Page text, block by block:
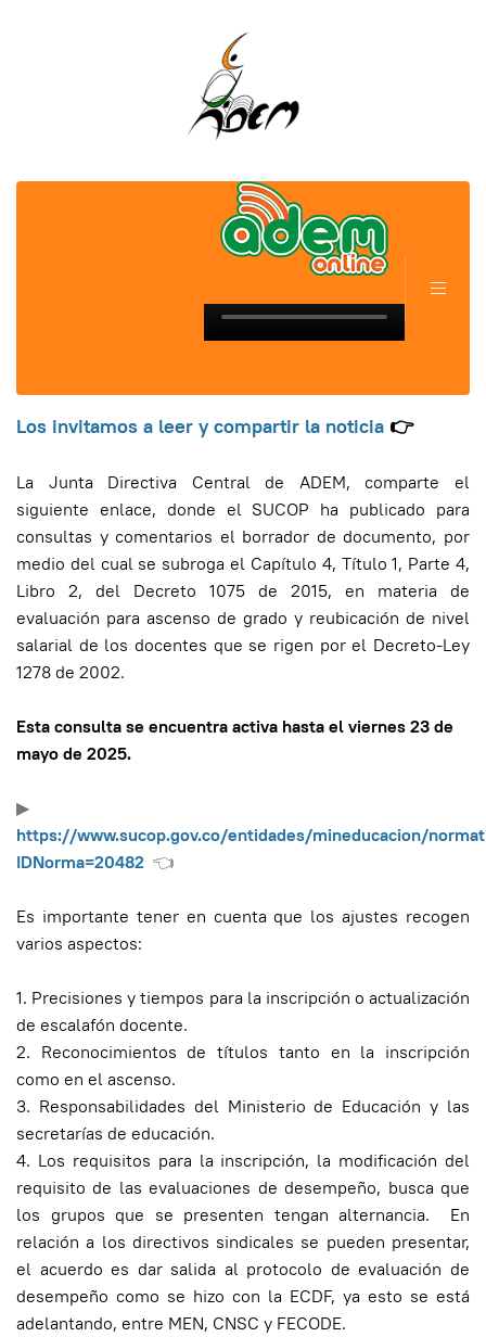
Los invitamos a leer y compartir la noticia 👉
La Junta Directiva Central de ADEM, comparte el
siguiente enlace, donde el SUCOP ha publicado para
consultas y comentarios el borrador de documento, por
medio del cual se subroga el Capítulo 4, Título 1, Parte 4,
Libro 2, del Decreto 1075 de 2015, en materia de
evaluación para ascenso de grado y reubicación de nivel
salarial de los docentes que se rigen por el Decreto-Ley
1278 de 2002.
Esta consulta se encuentra activa hasta el viernes 23 de
mayo de 2025.
▶
https://www.sucop.gov.co/entidades/mineducacion/
IDNorma=20482 👈
Es importante tener en cuenta que los ajustes recogen
varios aspectos:
1. Precisiones y tiempos para la inscripción o actualización
de escalafón docente.
2. ⁠Reconocimientos de títulos tanto en la inscripción
como en el ascenso.
3. ⁠Responsabilidades del Ministerio de Educación y las
secretarías de educación.
4. ⁠Los requisitos para la inscripción, la modificación del
requisito de las evaluaciones de desempeño, busca que
los grupos que se presenten tengan alternancia. En
relación a los directivos sindicales se pueden presentar,
el acuerdo es dar salida al protocolo de evaluación de
desempeño como se hizo con la ECDF, ya esto se está
adelantando, entre MEN, CNSC y FECODE.